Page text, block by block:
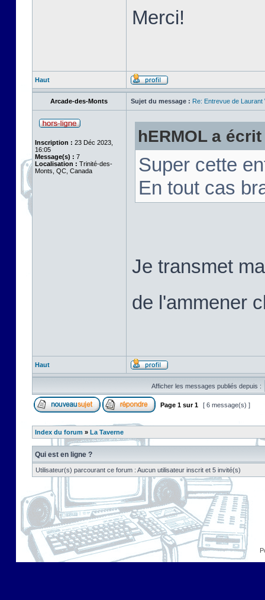
Merci!
Haut
Arcade-des-Monts Sujet du message : Re: Entrevue de Laurant
Inscription : 23 Déc 2023,
16:05
Message(s) : 7
Localisation : Trinité-des-
Monts, QC, Canada
hERMOL a
Super cette
En tout cas
Je transmet
de l'ammener
Haut
Afficher les messages publiés depuis :
Page 1 sur1 [ 6 message(s) ]
Index du forum » La Taverne
Qui est en ligne ?
Utilisateur(s) parcourant ce forum : Aucun utilisateur inscrit et 5 invité(s)